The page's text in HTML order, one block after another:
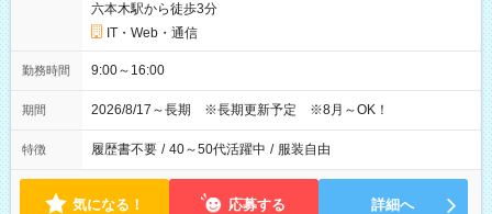
六本木駅から徒歩3分
IT・Web・通信
勤務時間 9:00～16:00
期間 2026/8/17～長期 ※長期更新予定 ※8月～OK！
特徴 履歴書不要 / 40～50代活躍中 / 服装自由
気になる！ 応募する 詳細へ